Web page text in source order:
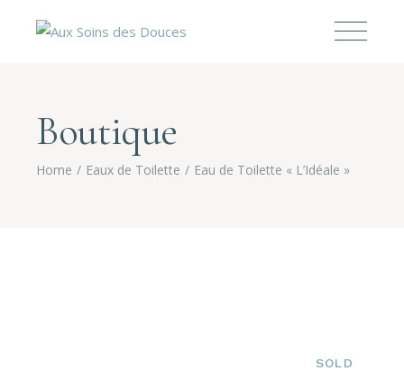
Boutique
Home Eaux de Toilette Eau de Toilette « L’Idéale »
SOLD